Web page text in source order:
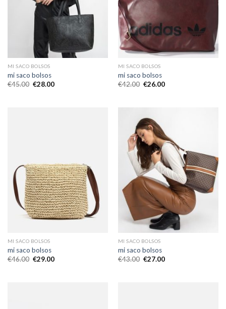
MI SACO BOLSOS
mi saco bolsos
€45.00 €28.00
MI SACO BOLSOS
mi saco bolsos
€42.00 €26.00
MI SACO BOLSOS
mi saco bolsos
€46.00 €29.00
MI SACO BOLSOS
mi saco bolsos
€43.00 €27.00